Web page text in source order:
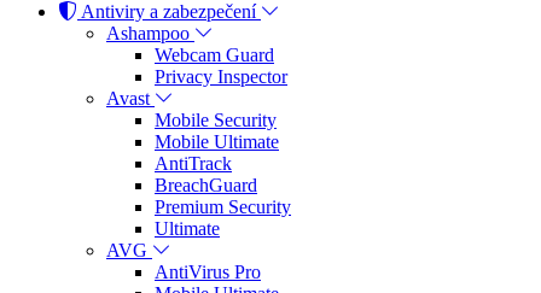
Antiviry a zabezpečení
Ashampoo
Webcam Guard
Privacy Inspector
Avast
Mobile Security
Mobile Ultimate
AntiTrack
BreachGuard
Premium Security
Ultimate
AVG
AntiVirus Pro